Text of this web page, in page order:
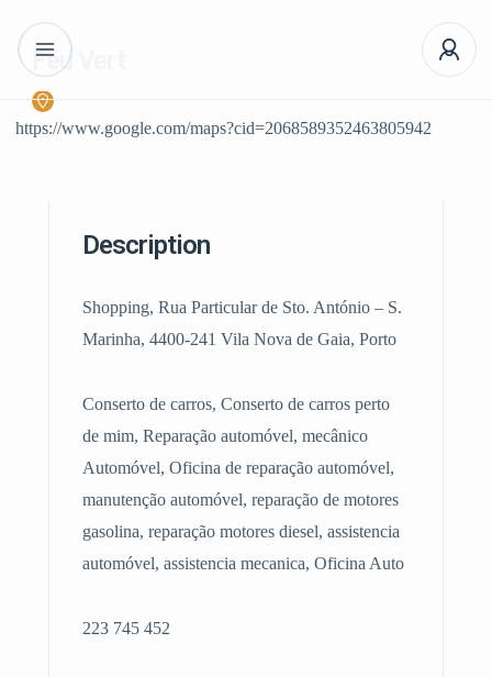
Feu Vert
https://www.google.com/maps?cid=2068589352463805942
Description
Shopping, Rua Particular de Sto. António – S.
Marinha, 4400-241 Vila Nova de Gaia, Porto
Conserto de carros, Conserto de carros perto
de mim, Reparação automóvel, mecânico
Automóvel, Oficina de reparação automóvel,
manutenção automóvel, reparação de motores
gasolina, reparação motores diesel, assistencia
automóvel, assistencia mecanica, Oficina Auto
223 745 452